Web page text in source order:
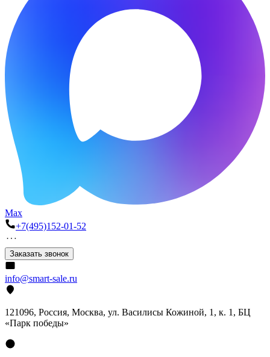
Max
+7(495)152-01-52
Заказать звонок
info@smart-sale.ru
121096, Россия, Москва, ул. Василисы Кожиной, 1, к. 1, БЦ
«Парк победы»